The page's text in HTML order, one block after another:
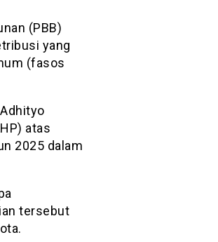
(PBB)
yang
(fasos
atas
2025 dalam
tersebut